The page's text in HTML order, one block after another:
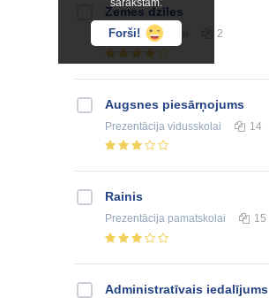
sarakstam.
Forši!
Zemes dzīles
Esejavidusskolai 2
Augsnes piesārņojums
Prezentācija vidusskolai 14
Rainis
Prezentācija pamatskolai 15
Administratīvais iedalījums